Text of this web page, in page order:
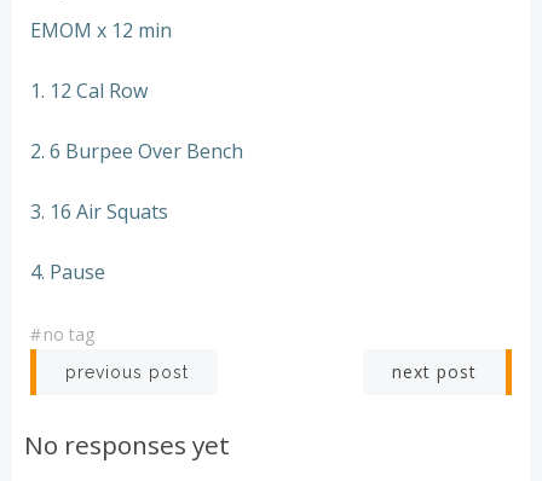
EMOM x 12 min
1. 12 Cal Row
2. 6 Burpee Over Bench
3. 16 Air Squats
4. Pause
#no tag
Post
navigation
previous post next post
No responses yet